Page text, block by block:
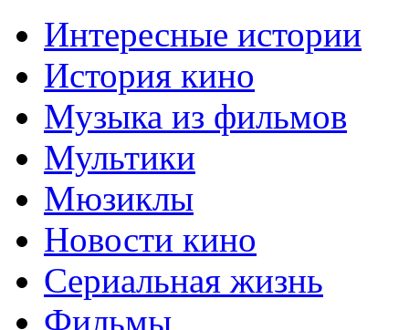
Интересные истории
История кино
Музыка из фильмов
Мультики
Мюзиклы
Новости кино
Сериальная жизнь
Фильмы